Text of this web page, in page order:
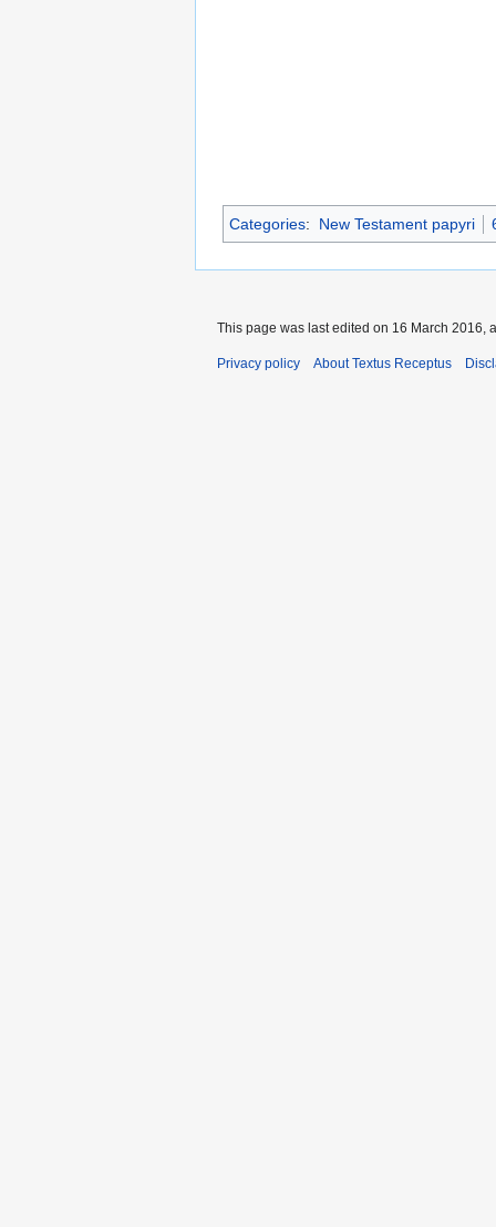
Categories: New Testament papyri
This page was last edited on 16 March 2016,
Privacy policy About Textus Receptus